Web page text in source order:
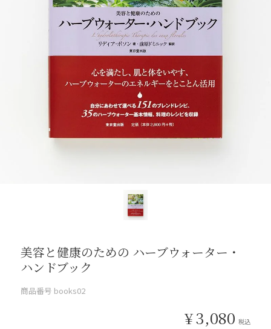
美容と健康のための ハーブウォーター・
ハンドブック
商品番号 books02
¥3,080 税込